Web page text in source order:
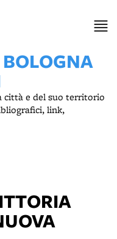
città e del suo territorio
link,